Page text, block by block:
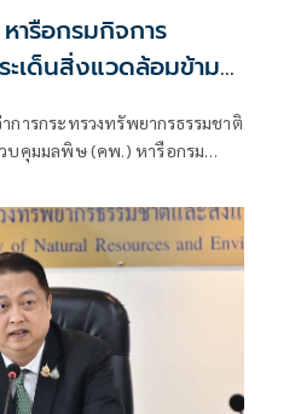
ารือกรมกิจการ
เด็นสิ่งแวดล้อมข้าม
-เมียนมา เร่งแก้ไฟป่า
นักในแม่น้ำอย่างเป็น
การกระทรวงทรัพยากรธรรมชาติ
วบคุมมลพิษ (คพ.) หารือกรม
ะชุมคณะกรรมการระดับสูงไทย–
ระดับความร่วมมือในการป้องกัน
ควันข้ามแดน และจัดการมลพิษ
อเสริมสร้างคุณภาพสิ่งแวดล้อม
ทั้งสองประเทศอย่างยั่งยืน